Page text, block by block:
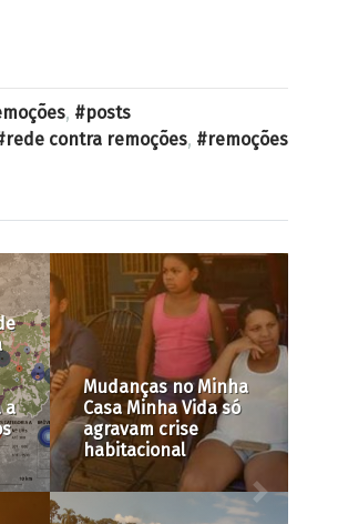
,
posts
rede contra remoções, remoções
Mudanças no Minha
Casa Minha Vida só
agravam crise
habitacional
Parque,
Norte